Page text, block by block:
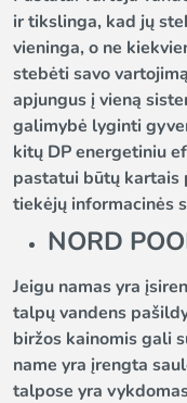
ir tikslinga, kad jų
vieninga, o ne
stebėti savo
apjungus į vieną
galimybė lyginti
kitų DP energetiniu
pastatui būtų kartais
tiekėjų informacinės
NORD
Jeigu namas yra
talpų vandens
biržos kainomis gali
name yra įrengta
talpose yra